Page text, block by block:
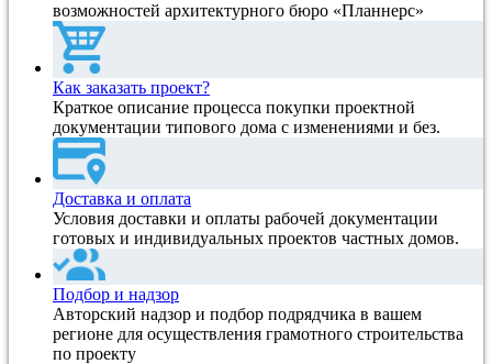
возможностей архитектурного бюро «Планнерс»
Как заказать проект?
Краткое описание процесса покупки проектной
документации типового дома с изменениями и без.
Доставка и оплата
Условия доставки и оплаты рабочей документации
готовых и индивидуальных проектов частных домов.
Подбор и надзор
Авторский надзор и подбор подрядчика в вашем
регионе для осуществления грамотного строительства
по проекту